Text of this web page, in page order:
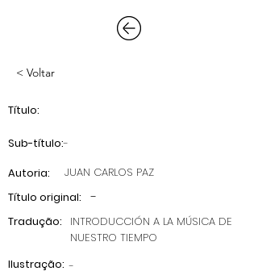
< Voltar
Título:
-
Sub-título:
Autoria:
JUAN CARLOS PAZ
Título original:
-
Tradução:
INTRODUCCIÓN A LA MÚSICA DE
NUESTRO TIEMPO
Ilustração: -